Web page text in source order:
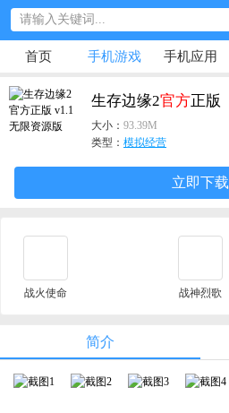
首页 手机游戏 手机应用
生存边缘2官方正版
大小： 93.39M
类型： 模拟经营
立即下载
战火使命 战神烈歌
简介